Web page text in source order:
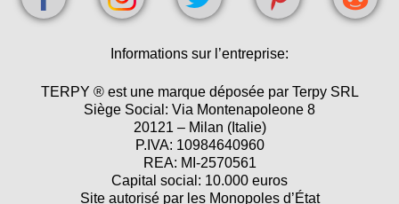
Informations sur l’entreprise:
TERPY ® est une marque déposée par Terpy SRL
Siège Social: Via Montenapoleone 8
20121 – Milan (Italie)
P.IVA: 10984640960
REA: MI-2570561
Capital social: 10.000 euros
Site autorisé par les Monopoles d’État